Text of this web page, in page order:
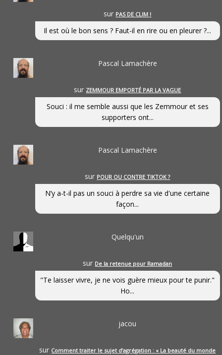
sur PAS DE CLIM !
Il est où le bon sens ? Faut-il en rire ou en pleurer ?...
Pascal Lamachère
sur ZEMMOUR EMPORTÉ PAR LA VAGUE
Souci : il me semble aussi que les Zemmour et ses
supporters ont...
Pascal Lamachère
sur POUR OU CONTRE TIKTOK ?
N’y a-t-il pas un souci à perdre sa vie d'une certaine
façon...
Quelqu'un
sur De la retenue pour Ramadan
"Te laisser vivre, je ne vois guère mieux pour te punir."
Ho...
jacou
sur Comment traiter le sujet d’agrégation : « La beauté du monde